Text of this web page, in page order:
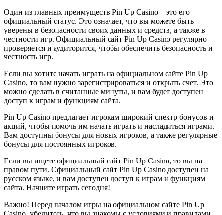
Один из главных преимуществ Pin Up Casino – это его
официальный статус. Это означает, что вы можете быть
уверены в безопасности своих данных и средств, а также в
честности игр. Официальный сайт Pin Up Casino регулярно
проверяется и аудиторится, чтобы обеспечить безопасность и
честность игр.
Если вы хотите начать играть на официальном сайте Pin Up
Casino, то вам нужно зарегистрироваться и открыть счет. Это
можно сделать в считанные минуты, и вам будет доступен
доступ к играм и функциям сайта.
Pin Up Casino предлагает игрокам широкий спектр бонусов и
акций, чтобы помочь им начать играть и насладиться играми.
Вам доступны бонусы для новых игроков, а также регулярные
бонусы для постоянных игроков.
Если вы ищете официальный сайт Pin Up Casino, то вы на
правом пути. Официальный сайт Pin Up Casino доступен на
русском языке, и вам доступен доступ к играм и функциям
сайта. Начните играть сегодня!
Важно! Перед началом игры на официальном сайте Pin Up
Casino, убедитесь, что вы знакомы с условиями и правилами